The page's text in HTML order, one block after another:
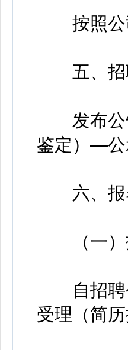
按照公司
五、招
发布公
鉴定）—公
六、报
（一）
自招聘公
受理（简